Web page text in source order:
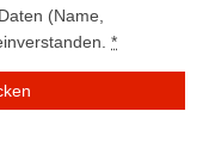
(Name,
*